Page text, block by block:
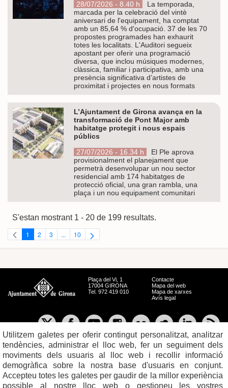
28/07/2026 - 8.40 h
La temporada,
marcada per la celebració del vintè
aniversari de l'equipament, ha comptat
amb un 85,64 % d'ocupació. 37 de les 70
propostes programades han exhaurit
totes les localitats. L'Auditori segueix
apostant per oferir una programació
diversa, que inclou músiques modernes,
clàssica, familiar i participativa, amb una
presència significativa d’artistes de
proximitat i projectes en nous formats
L’Ajuntament de Girona avança en la
transformació de Pont Major amb
habitatge protegit i nous espais
públics
27/07/2026 - 16.34 h
El Ple aprova
provisionalment el planejament que
permetrà desenvolupar un nou sector
residencial amb 174 habitatges de
protecció oficial, una gran rambla, una
plaça i un nou equipament comunitari
S'estan mostrant 1 - 20 de 199 resultats.
Pàgina
1 Pàgina
2 Pàgina
3 ...Pàgines intermèdies Utilitzeu TAB per navegar.
Pàgina
10
Plaça del Vi, 1
17004 GIRONA
Tel. 972 419 010
Contacte
Mapa del web
Mapa de xarxes
Avís legal
Utilitzem galetes per oferir contingut personalitzat, analitzar
tendències, administrar el lloc web, fer un seguiment dels
moviments dels usuaris al lloc web i recollir informació
demogràfica sobre la nostra base d'usuaris en conjunt.
Accepteu totes les galetes per gaudir de la millor experiència
possible al nostre lloc web o gestioneu les vostres